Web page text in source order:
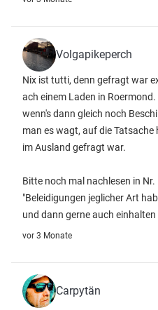
Volgapikeperch
Nix ist tutti, denn gefragt war
ach einem Laden in
wenn's dann gleich noch
man es wagt, auf die
im Ausland gefragt war.
Bitte noch mal nachlesen in
"Beleidigungen jeglicher Art
und dann gerne auch
vor 3 Monate
Carpytän